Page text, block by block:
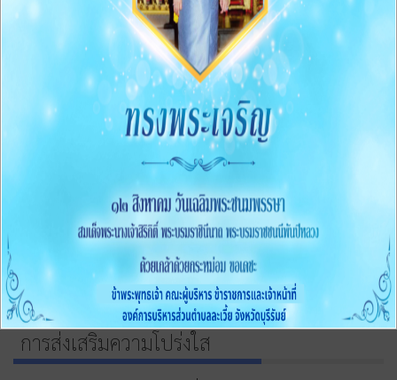
011 สรุปผลการจัดซื้้อจัดจ้างหรือการจัดหาพัสดุรายเดือน
ประจำปีงบประมาณ พ.ศ.2569 (แบบ สขร.1)
012 รายงานสรุปผลการจัดซื้อจัดจ้างหรือการจัดหาพัสดุ
ของหน่วยงาน ประจำปีงบประมาณ พ.ศ.2568
การบริหารและพัฒนาทรัพยากรบุคคล
O13 หลักเกณฑ์และแผนการบริหารและพัฒนาทรัพยากร
บุคคลประจำปี
O14 รายงานผลการบริหารและพัฒนาทรัพยากรบุคคล
ประจำปี
O15 ประมวลจริยธรรมและการขับเคลื่อนจริยธรรม
การส่งเสริมความโปร่งใส